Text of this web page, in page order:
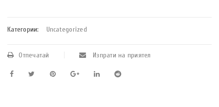
Категории: Uncategorized
Отпечатай Изпрати на приятел